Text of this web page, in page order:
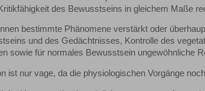
des Bewusstseins in gleichem Maße
bestimmte Phänomene verstärkt oder
und des Gedächtnisses, Kontrolle des
sowie für normales Bewusstsein ungewöhnliche
ist nur vage, da die physiologischen Vorgänge